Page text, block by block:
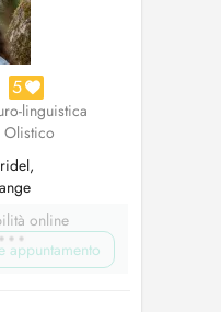
5
linguistica
Olistico
online
appuntamento